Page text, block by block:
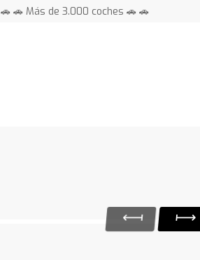
🚗 🚗 Más de 3.000 coches 🚗 🚗